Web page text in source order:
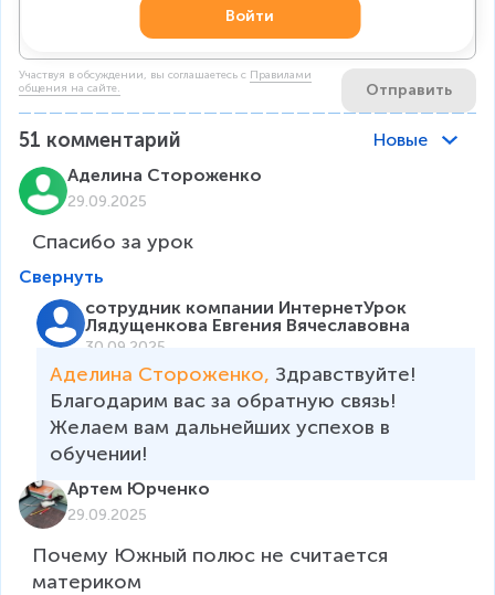
Участвуя в обсуждении, вы соглашаетесь c Правилами
общения на сайте.
Отправить
Войти
51 комментарий
Новые
Аделина Стороженко
29.09.2025
Спасибо за урок
Свернуть
сотрудник компании ИнтернетУрок
Лядущенкова Евгения Вячеславовна
30.09.2025
Аделина Стороженко, Здравствуйте!
Благодарим вас за обратную связь!
Желаем вам дальнейших успехов в
обучении!
Артем Юрченко
29.09.2025
Почему Южный полюс не считается
материком